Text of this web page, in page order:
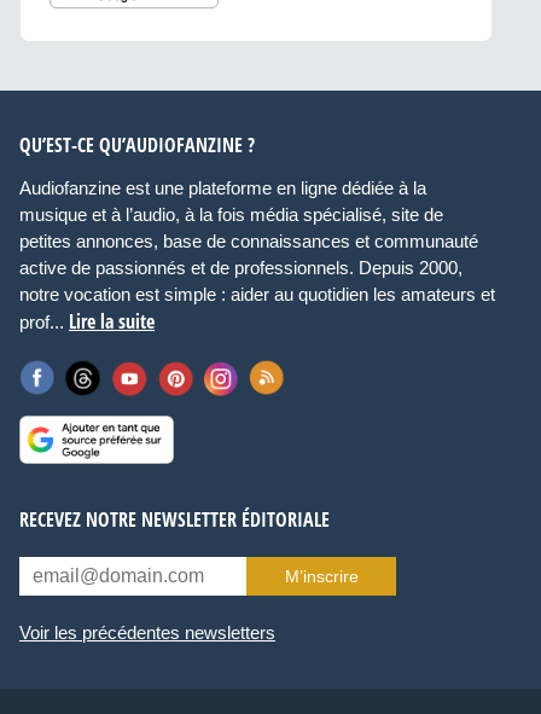
QU’EST-CE QU’AUDIOFANZINE ?
Audiofanzine est une plateforme en ligne dédiée à la
musique et à l’audio, à la fois média spécialisé, site de
petites annonces, base de connaissances et communauté
active de passionnés et de professionnels. Depuis 2000,
notre vocation est simple : aider au quotidien les amateurs et
prof... Lire la suite
RECEVEZ NOTRE NEWSLETTER ÉDITORIALE
M’inscrire
Voir les précédentes newsletters